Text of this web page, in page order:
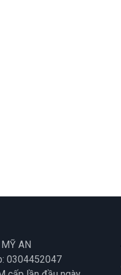
AN
0304452047